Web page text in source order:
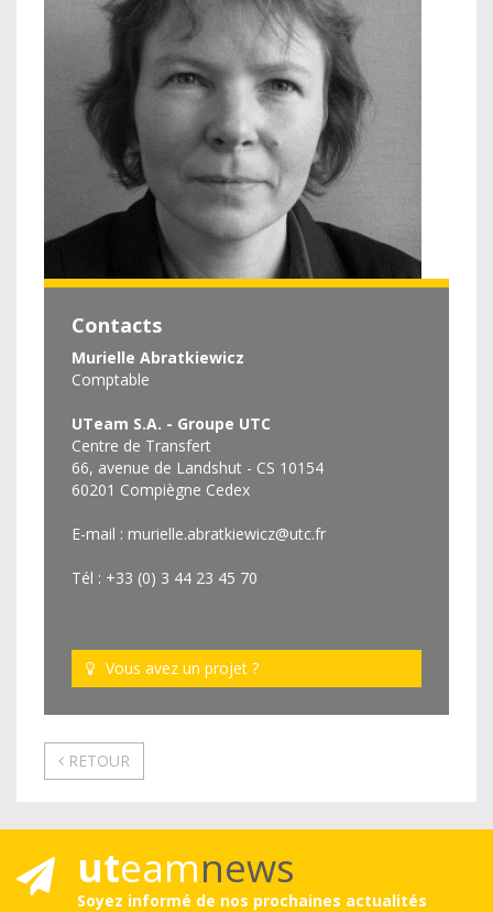
Contacts
Murielle Abratkiewicz
Comptable
UTeam S.A. - Groupe UTC
Centre de Transfert
66, avenue de Landshut - CS 10154
60201 Compiègne Cedex
E-mail : murielle.abratkiewicz@utc.fr
Tél : +33 (0) 3 44 23 45 70
Vous avez un projet ?
RETOUR
uteamnews
Soyez informé de nos prochaines actualités